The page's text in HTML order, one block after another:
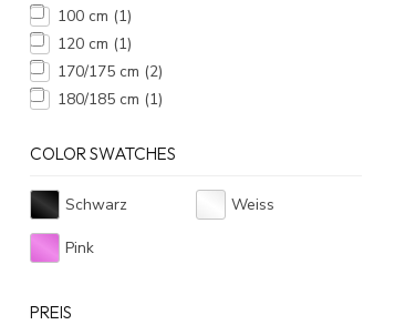
100 cm (1)
120 cm (1)
170/175 cm (2)
180/185 cm (1)
COLOR SWATCHES
Schwarz Weiss
Pink
PREIS